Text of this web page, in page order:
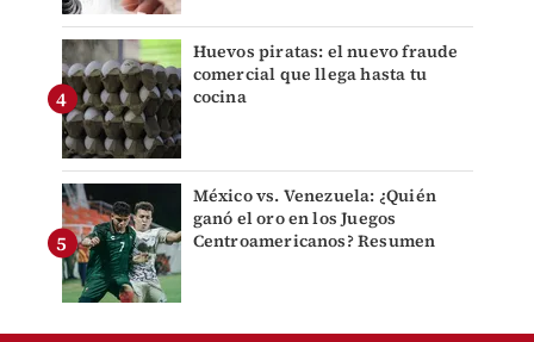
Huevos piratas: el nuevo fraude
comercial que llega hasta tu
cocina
México vs. Venezuela: ¿Quién
ganó el oro en los Juegos
Centroamericanos? Resumen